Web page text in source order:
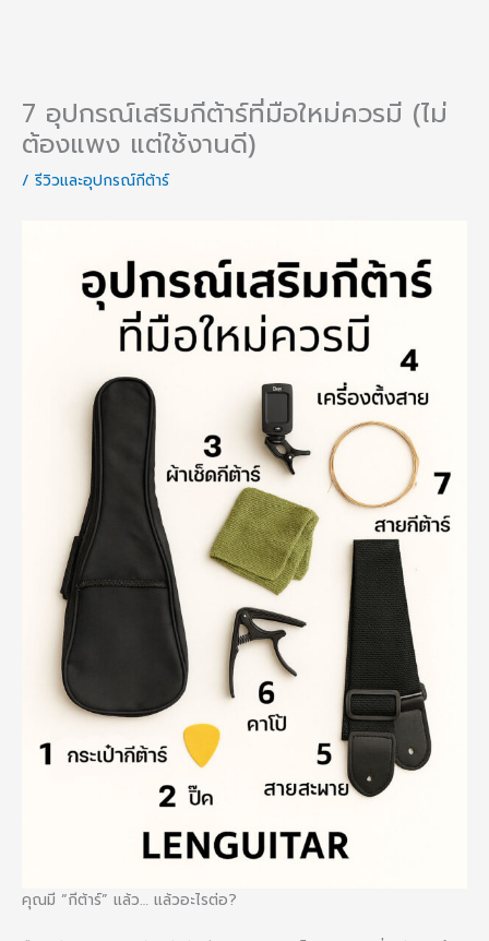
7 อุปกรณ์เสริมกีต้าร์ที่มือใหม่ควรมี (ไม่
ต้องแพง แต่ใช้งานดี)
/ รีวิวและอุปกรณ์กีต้าร์
คุณมี “กีต้าร์” แล้ว… แล้วอะไรต่อ?